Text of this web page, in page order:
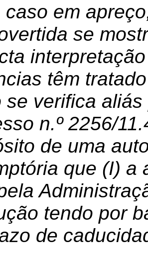
caso em
se
têm
se verifica
n.º 2256/
de uma
que (I) a
tendo por
de